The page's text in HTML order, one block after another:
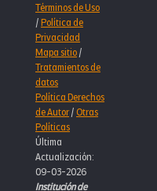
Términos de Uso
/Política de
Privacidad
Mapa sitio/
Tratamientos de
datos
Política Derechos
de Autor/Otras
Políticas
Última
Actualización:
09-03-2026
Institución de